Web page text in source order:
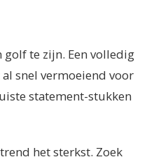
te zijn. Een volledig
snel vermoeiend voor
statement-stukken
het sterkst. Zoek